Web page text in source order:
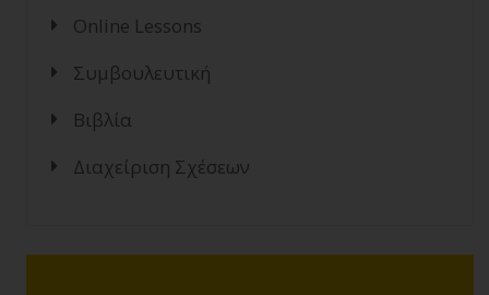
Online Lessons
Συμβουλευτική
Βιβλία
Διαχείριση Σχέσεων